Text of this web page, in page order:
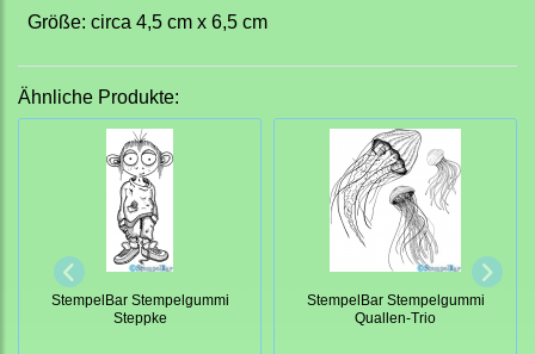
Größe: circa 4,5 cm x 6,5 cm
Ähnliche Produkte:
StempelBar Stempelgummi
Steppke
StempelBar Stempelgummi
Quallen-Trio